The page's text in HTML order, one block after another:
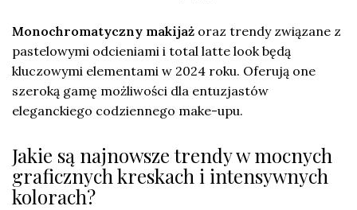
Monochromatyczny makijaż oraz trendy związane z
pastelowymi odcieniami i total latte look będą
kluczowymi elementami w 2024 roku. Oferują one
szeroką gamę możliwości dla entuzjastów
eleganckiego codziennego make-upu.
Jakie są najnowsze trendy w mocnych
graficznych kreskach i intensywnych
kolorach?